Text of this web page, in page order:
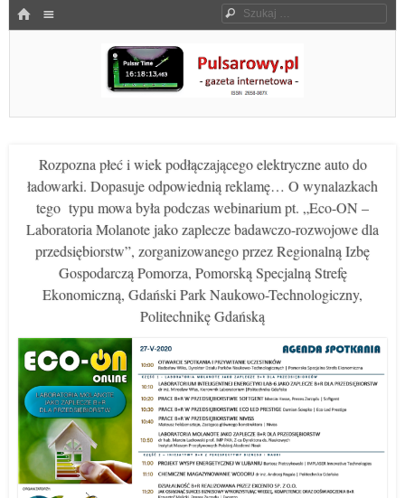
HOME Szukaj
Pulsarowy.pl
Rozpozna płeć i wiek podłączającego elektryczne auto do
ładowarki. Dopasuje odpowiednią reklamę… O wynalazkach
tego typu mowa była podczas webinarium pt. „Eco-ON –
Laboratoria Molanote jako zaplecze badawczo-rozwojowe dla
przedsiębiorstw”, zorganizowanego przez Regionalną Izbę
Gospodarczą Pomorza, Pomorską Specjalną Strefę
Ekonomiczną, Gdański Park Naukowo-Technologiczny,
Politechnikę Gdańską